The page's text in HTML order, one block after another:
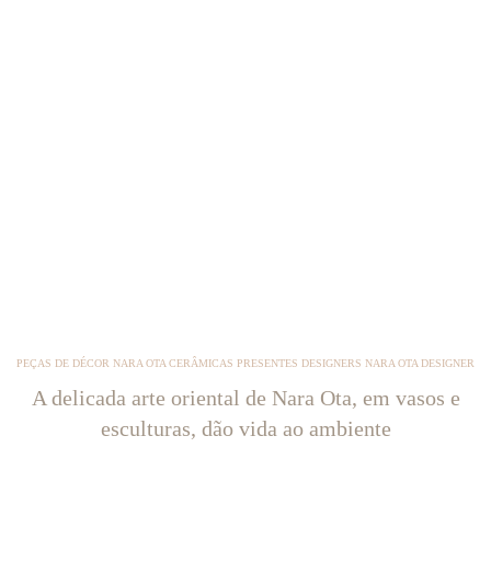
PEÇAS DE DÉCOR NARA OTA CERÂMICAS PRESENTES DESIGNERS NARA OTA DESIGNER
A delicada arte oriental de Nara Ota, em vasos e
esculturas, dão vida ao ambiente